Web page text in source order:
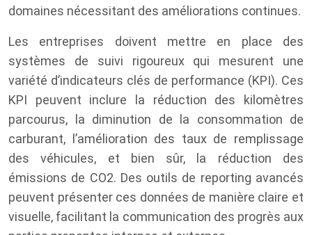
domaines nécessitant des améliorations continues.
Les entreprises doivent mettre en place des
systèmes de suivi rigoureux qui mesurent une
variété d’indicateurs clés de performance (KPI). Ces
KPI peuvent inclure la réduction des kilomètres
parcourus, la diminution de la consommation de
carburant, l’amélioration des taux de remplissage
des véhicules, et bien sûr, la réduction des
émissions de CO2. Des outils de reporting avancés
peuvent présenter ces données de manière claire et
visuelle, facilitant la communication des progrès aux